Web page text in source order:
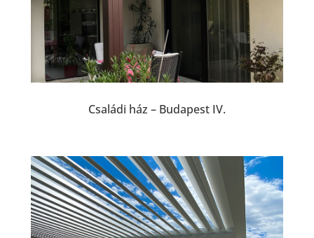
Családi ház – Budapest IV.